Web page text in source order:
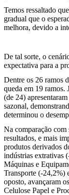
Temos ressaltado
gradual que o
melhora, devido a
De tal sorte, o
expectativa para a
Dentre os 26 ramos
queda em 19 ramos.
(de 24)
sazonal,
determinou o
Na comparação com
resultados, e mais
produtos derivados
indústrias extrativas
Máquinas e
Transporte (-24,2%)
oposto, avançaram
Celulose Papel e